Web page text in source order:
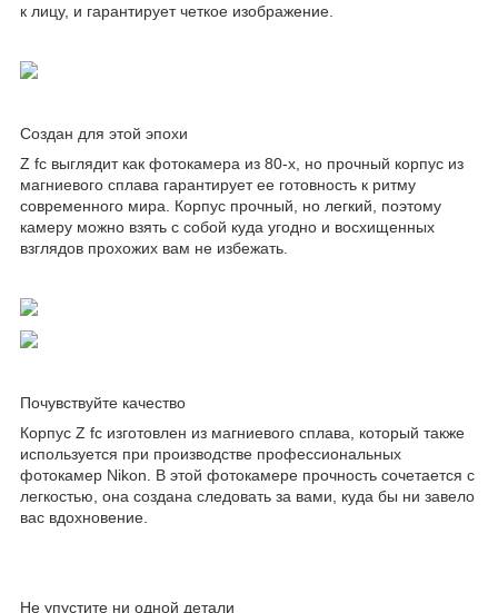
к лицу, и гарантирует четкое изображение.
Создан для этой эпохи
Z fc выглядит как фотокамера из 80-х, но прочный корпус из
магниевого сплава гарантирует ее готовность к ритму
современного мира. Корпус прочный, но легкий, поэтому
камеру можно взять с собой куда угодно и восхищенных
взглядов прохожих вам не избежать.
Почувствуйте качество
Корпус Z fc изготовлен из магниевого сплава, который также
используется при производстве профессиональных
фотокамер Nikon. В этой фотокамере прочность сочетается с
легкостью, она создана следовать за вами, куда бы ни завело
вас вдохновение.
Не упустите ни одной детали